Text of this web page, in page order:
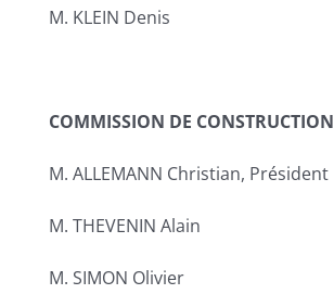
M. KLEIN Denis
COMMISSION DE CONSTRUCTION
M. ALLEMANN Christian, Président
M. THEVENIN Alain
M. SIMON Olivier